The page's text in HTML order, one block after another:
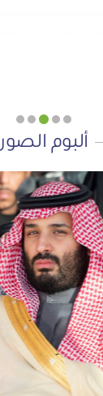
ألبوم الصور